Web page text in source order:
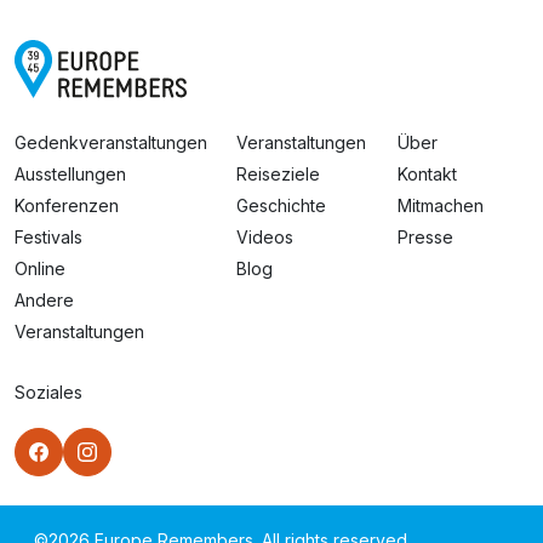
Gedenkveranstaltungen
Ausstellungen
Konferenzen
Festivals
Online
Andere
Veranstaltungen
Veranstaltungen
Reiseziele
Geschichte
Videos
Blog
Über
Kontakt
Mitmachen
Presse
Soziales